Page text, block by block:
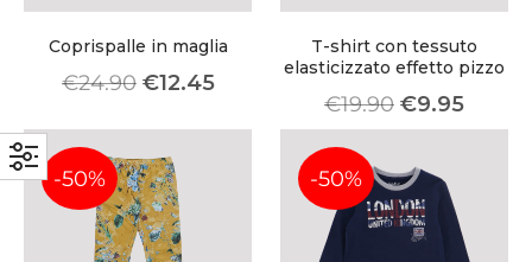
Coprispalle in maglia
€24.90 €12.45
T-shirt con tessuto
elasticizzato effetto pizzo
€19.90 €9.95
-50% -50%